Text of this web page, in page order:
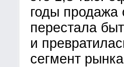
годы продажа
перестала
и
сегмент